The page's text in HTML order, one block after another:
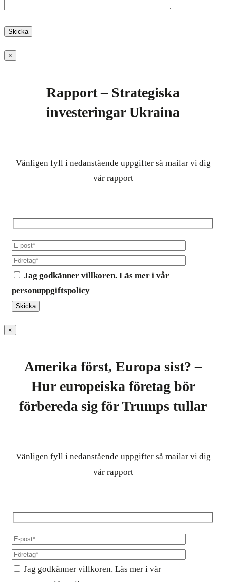
×
Rapport – Strategiska
investeringar Ukraina
Vänligen fyll i nedanstående uppgifter så mailar vi dig
vår rapport
Jag godkänner villkoren. Läs mer i vår
personuppgiftspolicy
×
Amerika först, Europa sist? –
Hur europeiska företag bör
förbereda sig för Trumps tullar
Vänligen fyll i nedanstående uppgifter så mailar vi dig
vår rapport
Jag godkänner villkoren. Läs mer i vår